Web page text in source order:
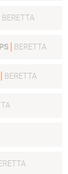
BERETTA
BERETTA
BERETTA